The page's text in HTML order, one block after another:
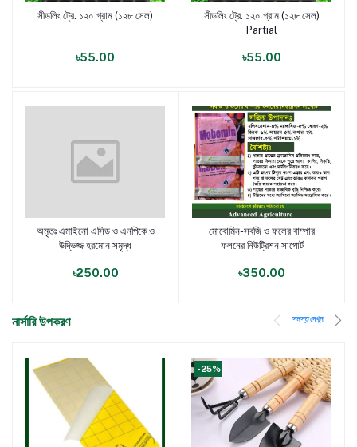
পণ্য যোগ করুন
সীডলিং ট্রে: ১২০ গ্রাম (১২৮ সেল)
৳55.00
পণ্য যোগ করুন
সীডলিং ট্রে: ১২০ গ্রাম (১২৮ সেল)
Partial
৳55.00
পণ্য যোগ করুন
অমৃতঃ এমাইনো এসিড ও এনপিকে ও
উদ্ভিজ্জ হরমোন সমৃদ্ধ
৳250.00
পণ্য যোগ করুন
মোবোমিন-সবজি ও ফলের বাম্পার
ফলনের নিউট্রিশন সাপোর্ট
৳350.00
নার্সারি উপকরণ সমস্ত দেখুন
-25%